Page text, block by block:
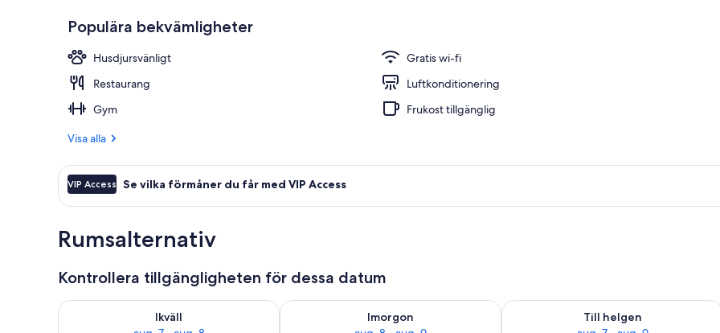
Populära bekvämligheter
Husdjursvänligt
Gratis wi-fi
Restaurang
Luftkonditionering
Gym
Frukost tillgänglig
Visa alla
VIP Access Se vilka förmåner du får med VIP Access
Rumsalternativ
Kontrollera tillgängligheten för dessa datum
Ikväll
Kontrollera tillgängligheten för ikväll aug. 7 - aug. 8
Imorgon
Kontrollera tillgängligheten för imorgon aug. 8 - aug. 9
Till helgen
Kontrollera tillgängligheten för den